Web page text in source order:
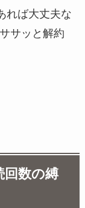
れば大丈夫な
サッと解約
回数の縛